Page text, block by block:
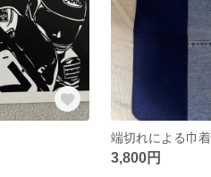
端切れによる巾着
3,800円